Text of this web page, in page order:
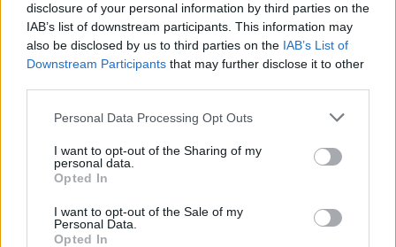
disclosure of your personal information by third parties on the
IAB’s list of downstream participants. This information may
also be disclosed by us to third parties on the IAB’s List of
Downstream Participants that may further disclose it to other
Personal Data Processing Opt Outs
I want to opt-out of the Sharing of my
personal data.
Opted In
I want to opt-out of the Sale of my
Personal Data.
Opted In
ΔΙΕΘΝΗ
Ποια αεροπορική χρεώνει πλέον και τη
Τα φθηνά αεροπορικά εισιτήρια κινδυνεύουν να μείνουν φθηνά
μόνο στη θεωρία, καθώς ολοένα και περισσότερες αεροπορικές